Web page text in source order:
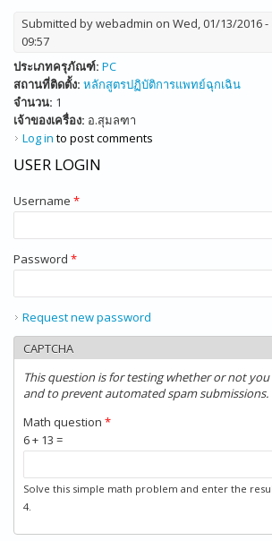
Submitted bywebadmin on Wed, 01/13/2016 -
09:57
ประเภทครุภัณฑ์: PC
สถานที่ติดตั้ง: หลักสูตรปฏิบัติการแพทย์ฉุกเฉิน
จำนวน: 1
เจ้าของเครื่อง: อ.สุมลฑา
Log in to post comments
USER LOGIN
Username *
Password *
Request new password
CAPTCHA
This question is for testing whether or not
and to prevent automated spam submissions.
Math question *
6 + 13 =
Solve this simple math problem and enter the
4.